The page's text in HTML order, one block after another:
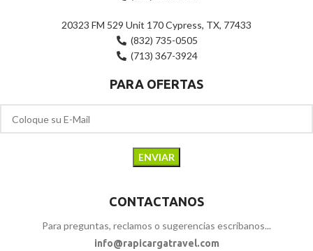
20323 FM 529 Unit 170 Cypress, TX, 77433
(832) 735-0505
(713) 367-3924
PARA OFERTAS
CONTACTANOS
Para preguntas, reclamos o sugerencias escríbanos...
info@rapicargatravel.com